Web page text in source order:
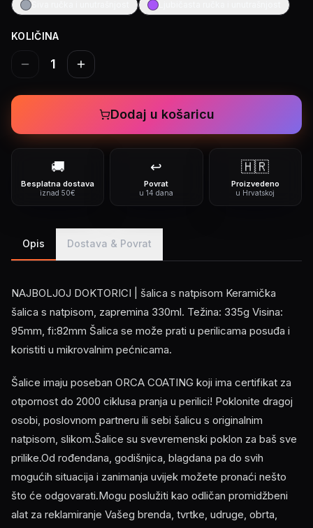
KOLIČINA
1
Dodaj u košaricu
🚚
Besplatna dostava
iznad 50€
↩️
Povrat
u 14 dana
🇭🇷
Proizvedeno
u Hrvatskoj
Opis Dostava & Povrat
NAJBOLJOJ DOKTORICI | šalica s natpisom Keramička
šalica s natpisom, zapremina 330ml. Težina: 335g Visina:
95mm, fi:82mm Šalica se može prati u perilicama posuđa i
koristiti u mikrovalnim pećnicama.
Šalice imaju poseban ORCA COATING koji ima certifikat za
otpornost do 2000 ciklusa pranja u perilici! Poklonite dragoj
osobi, poslovnom partneru ili sebi šalicu s originalnim
natpisom, slikom.Šalice su svevremenski poklon za baš sve
prilike.Od rođendana, godišnjica, blagdana pa do svih
mogućih situacija i zanimanja uvijek možete pronaći nešto
što će odgovarati.Mogu poslužiti kao odličan promidžbeni
alat za reklamiranje Vašeg brenda, tvrtke, udruge, obrta,